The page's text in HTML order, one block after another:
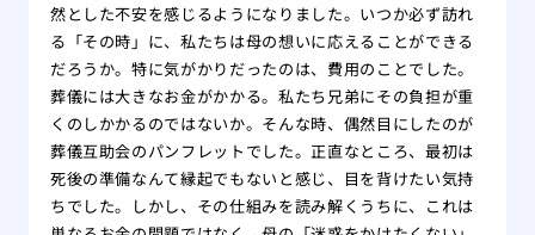
然とした不安を感じるようになりました。いつか必ず訪れ
る「その時」に、私たちは母の想いに応えることができる
だろうか。特に気がかりだったのは、費用のことでした。
葬儀には大きなお金がかかる。私たち兄弟にその負担が重
くのしかかるのではないか。そんな時、偶然目にしたのが
葬儀互助会のパンフレットでした。正直なところ、最初は
死後の準備なんて縁起でもないと感じ、目を背けたい気持
ちでした。しかし、その仕組みを読み解くうちに、これは